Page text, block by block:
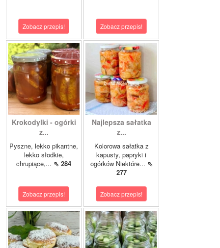
Zobacz przepis! Zobacz przepis!
Krokodylki - ogórki
z...
Pyszne, lekko pikantne,
lekko słodkie,
chrupiące,... ⇖ 284
Zobacz przepis!
Najlepsza sałatka
z...
Kolorowa sałatka z
kapusty, papryki i
ogórków Niektóre... ⇖
277
Zobacz przepis!